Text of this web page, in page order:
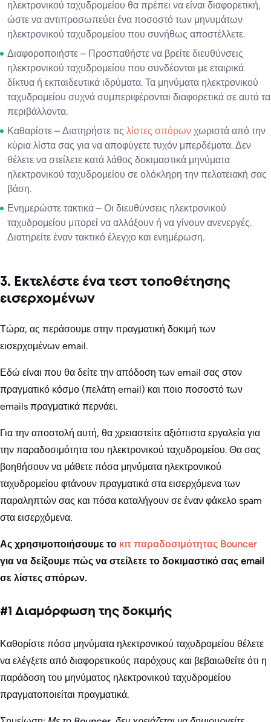
ηλεκτρονικού ταχυδρομείου θα πρέπει να είναι διαφορετική,
ώστε να αντιπροσωπεύει ένα ποσοστό των μηνυμάτων
ηλεκτρονικού ταχυδρομείου που συνήθως αποστέλλετε.
Διαφοροποιήστε – Προσπαθήστε να βρείτε διευθύνσεις
ηλεκτρονικού ταχυδρομείου που συνδέονται με εταιρικά
δίκτυα ή εκπαιδευτικά ιδρύματα. Τα μηνύματα ηλεκτρονικού
ταχυδρομείου συχνά συμπεριφέρονται διαφορετικά σε αυτά τα
περιβάλλοντα.
Καθαρίστε – Διατηρήστε τις λίστες σπόρων χωριστά από την
κύρια λίστα σας για να αποφύγετε τυχόν μπερδέματα. Δεν
θέλετε να στείλετε κατά λάθος δοκιμαστικά μηνύματα
ηλεκτρονικού ταχυδρομείου σε ολόκληρη την πελατειακή σας
βάση.
Ενημερώστε τακτικά – Οι διευθύνσεις ηλεκτρονικού
ταχυδρομείου μπορεί να αλλάξουν ή να γίνουν ανενεργές.
Διατηρείτε έναν τακτικό έλεγχο και ενημέρωση.
3. Εκτελέστε ένα τεστ τοποθέτησης
εισερχομένων
Τώρα, ας περάσουμε στην πραγματική δοκιμή των
εισερχομένων email.
Εδώ είναι που θα δείτε την απόδοση των email σας στον
πραγματικό κόσμο (πελάτη email) και ποιο ποσοστό των
emails πραγματικά περνάει.
Για την αποστολή αυτή, θα χρειαστείτε αξιόπιστα εργαλεία για
την παραδοσιμότητα του ηλεκτρονικού ταχυδρομείου. Θα σας
βοηθήσουν να μάθετε πόσα μηνύματα ηλεκτρονικού
ταχυδρομείου φτάνουν πραγματικά στα εισερχόμενα των
παραληπτών σας και πόσα καταλήγουν σε έναν φάκελο spam
στα εισερχόμενα.
Ας χρησιμοποιήσουμε το κιτ παραδοσιμότητας Bouncer
για να δείξουμε πώς να στείλετε το δοκιμαστικό σας email
σε λίστες σπόρων.
#1 Διαμόρφωση της δοκιμής
Καθορίστε πόσα μηνύματα ηλεκτρονικού ταχυδρομείου θέλετε
να ελέγξετε από διαφορετικούς παρόχους και βεβαιωθείτε ότι η
παράδοση του μηνύματος ηλεκτρονικού ταχυδρομείου
πραγματοποιείται πραγματικά.